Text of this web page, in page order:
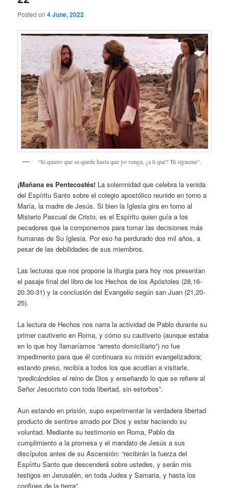
Posted on4 June, 2022
“Si quiero que se quede hasta que yo venga, ¿a ti qué? Tú sígueme”.
¡Mañana es Pentecostés! La solemnidad que celebra la venida
del Espíritu Santo sobre el colegio apostólico reunido en torno a
María, la madre de Jesús. Si bien la Iglesia gira en torno al
Misterio Pascual de Cristo, es el Espíritu quien guía a los
pecadores que la componemos para tomar las decisiones más
humanas de Su Iglesia. Por eso ha perdurado dos mil años, a
pesar de las debilidades de sus miembros.
Las lecturas que nos propone la liturgia para hoy nos presentan
el pasaje final del libro de los Hechos de los Apóstoles (28,16-
20.30-31) y la conclusión del Evangelio según san Juan (21,20-
25).
La lectura de Hechos nos narra la actividad de Pablo durante su
primer cautiverio en Roma, y cómo su cautiverio (aunque estaba
en lo que hoy llamaríamos “arresto domiciliario”) no fue
impedimento para que él continuara su misión evangelizadora;
estando preso, recibía a todos los que acudían a visitarle,
“predicándoles el reino de Dios y enseñando lo que se refiere al
Señor Jesucristo con toda libertad, sin estorbos”.
Aun estando en prisión, supo experimentar la verdadera libertad
producto de sentirse amado por Dios y estar haciendo su
voluntad. Mediante su testimonio en Roma, Pablo da
cumplimiento a la promesa y el mandato de Jesús a sus
discípulos antes de su Ascensión: “recibirán la fuerza del
Espíritu Santo que descenderá sobre ustedes, y serán mis
testigos en Jerusalén, en toda Judea y Samaria, y hasta los
confines de la tierra”.